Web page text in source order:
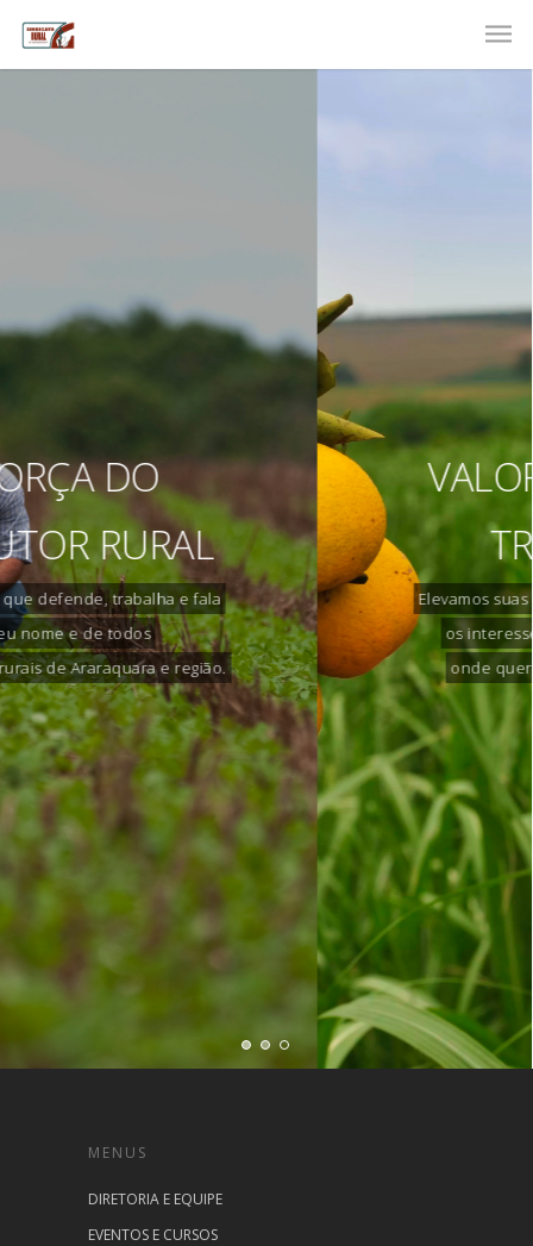
VALORIZAÇÃO DO
TRABALHO
Elevamos suas reivindicações e defendemos
os interesses dos proprietários rurais
onde quer que eles se apresentem.
MENUS
DIRETORIA E EQUIPE
EVENTOS E CURSOS